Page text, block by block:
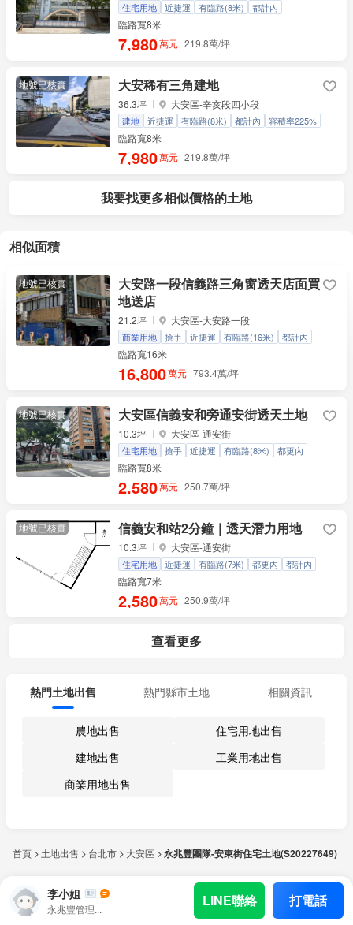
住宅用地 近捷運 有臨路(8米)
都計內
容積率225%
臨路寬8米
7,980萬元 219.8萬/坪
地號已核實 大安稀有三角建地
36.3坪 大安區-辛亥段四小段
建地 近捷運 有臨路(8米) 都計內
容積率225%
住三
臨路寬8米
7,980萬元 219.8萬/坪
我要找更多相似價格的土地
相似面積
地號已核實
大安路一段信義路三角窗透天店面買
地送店
21.2坪 大安區-大安路一段
商業用地 搶手 近捷運 有臨路(16米)
都計內
容積率630%
臨路寬16米
16,800萬元 793.4萬/坪
地號已核實 大安區信義安和旁通安街透天土地
10.3坪 大安區-通安街
住宅用地 搶手 近捷運 有臨路(8米)
都更內
都計內
容積率225%
臨路寬8米
2,580萬元 250.7萬/坪
地號已核實 信義安和站2分鐘｜透天潛力用地
10.3坪 大安區-通安街
住宅用地 近捷運 有臨路(7米) 都更內
都計內
容積率225%
臨路寬7米
2,580萬元 250.9萬/坪
查看更多
熱門土地出售 熱門縣市土地 相關資訊
農地出售
住宅用地出售
建地出售
工業用地出售
商業用地出售
首頁 土地出售 台北市 大安區 永兆豐團隊-安東街住宅土地(S20227649)
李小姐
永兆豐管理... LINE聯絡 打電話